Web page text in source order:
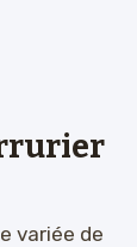
variée de